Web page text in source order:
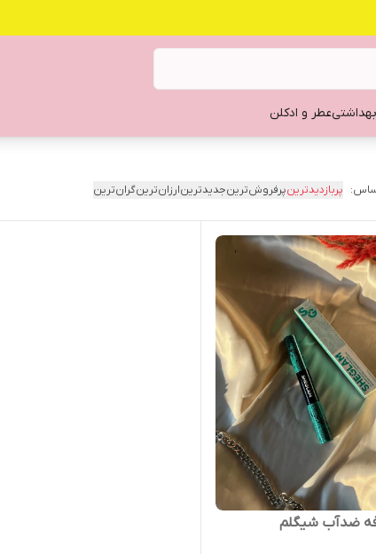
بهداشتیعطر و ادکلن
پربازدیدترینپرفروش‌ترینجدیدترینارزان‌ترینگران‌ترین
ضدآب شیگلم